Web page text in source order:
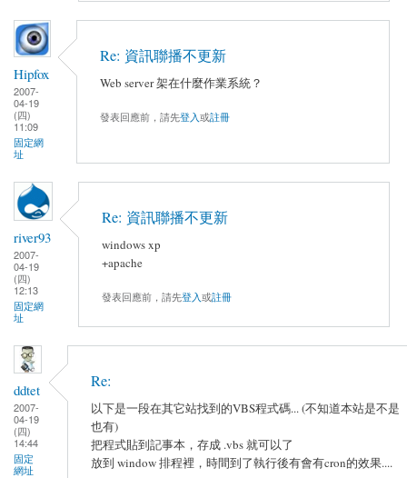
Hipfox
2007-
04-19
(四)
11:09
固定網
址
Re: 資訊聯播不更新
Web server 架在什麼作業系統？
發表回應前，請先登入或註冊
river93
2007-
04-19
(四)
12:13
固定網
址
Re: 資訊聯播不更新
windows xp
+apache
發表回應前，請先登入或註冊
ddtet
2007-
04-19
(四)
14:44
固定
網址
Re:
以下是一段在其它站找到的VBS程式碼... (不知道本站是不是
也有)
把程式貼到記事本，存成 .vbs 就可以了
放到 window 排程裡，時間到了執行後有會有cron的效果....